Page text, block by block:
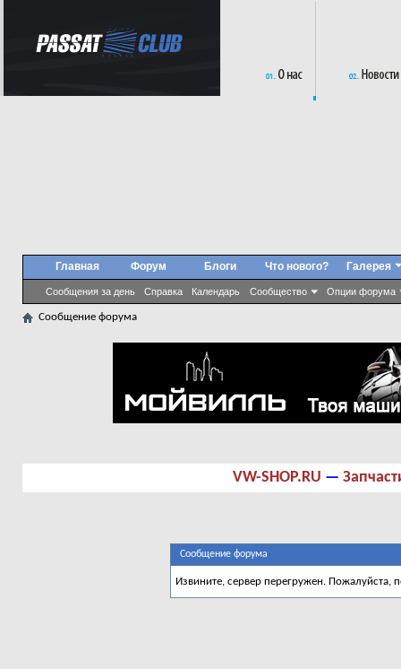
Главная Форум
Сообщения за день Справка Календарь Сообщество Опции форума
Блоги Что нового? Галерея
Сообщение форума
VW-SHOP.RU —
Сообщение форума
Извините, сервер перегружен. Пожалуйста,